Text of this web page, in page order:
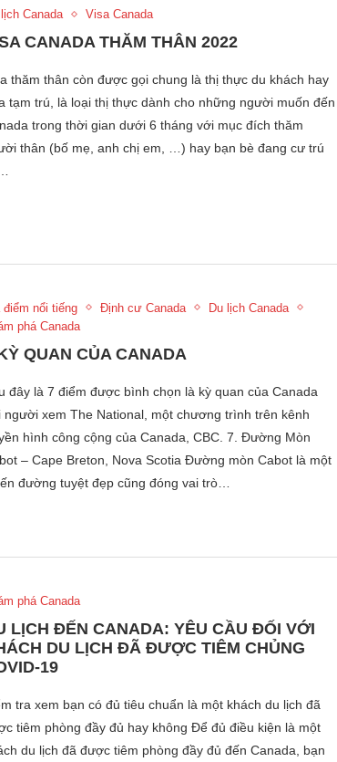
lịch Canada Visa Canada
CANADA THĂM THÂN 2022
thăm thân còn được gọi chung là thị thực du khách hay
tạm trú, là loại thị thực dành cho những người muốn đến
trong thời gian dưới 6 tháng với mục đích thăm
thân (bố mẹ, anh chị em, …) hay bạn bè đang cư trú
nổi tiếng Định cư Canada
Du lịch Canada
phá Canada
QUAN CỦA CANADA
đây là 7 điểm được bình chọn là kỳ quan của Canada
người xem The National, một chương trình trên kênh
hình công cộng của Canada, CBC. 7. Đường Mòn
– Cape Breton, Nova Scotia Đường mòn Cabot là một
đường tuyệt đẹp cũng đóng vai trò…
phá Canada
LỊCH ĐẾN CANADA: YÊU CẦU ĐỐI VỚI
DU LỊCH ĐÃ ĐƯỢC TIÊM CHỦNG
19
tra xem bạn có đủ tiêu chuẩn là một khách du lịch đã
tiêm phòng đầy đủ hay không Để đủ điều kiện là một
du lịch đã được tiêm phòng đầy đủ đến Canada, bạn